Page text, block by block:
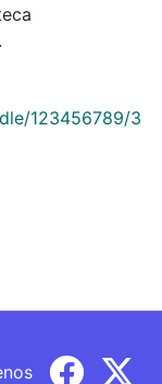
123456789/3